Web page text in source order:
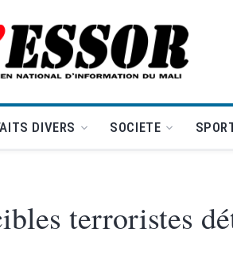
L'Essor - retour à la une
DIVERS SOCIETE
terroristes